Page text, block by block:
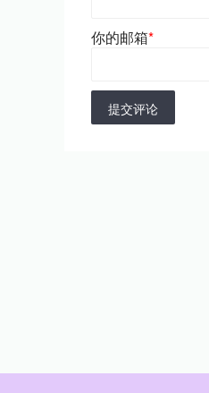
你的邮箱*
提交评论